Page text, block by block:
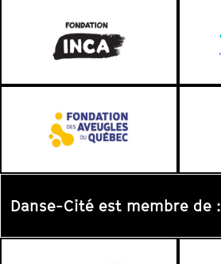
Danse-Cité est membre de :